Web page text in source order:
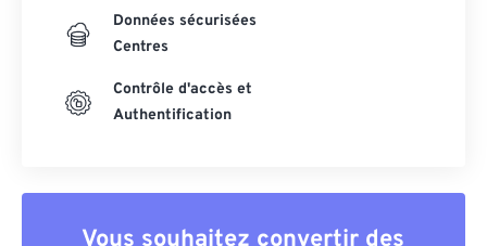
Données sécurisées
Centres
Contrôle d'accès et
Authentification
Vous souhaitez convertir des